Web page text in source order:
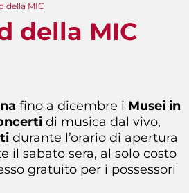
della MIC
della MIC
fino a dicembre i Musei in
di musica dal vivo,
durante l’orario di apertura
il sabato sera, al solo costo
gratuito per i possessori